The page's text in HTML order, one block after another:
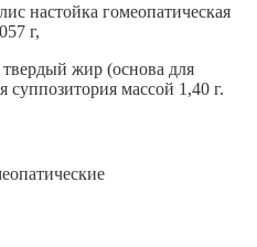
настойка гомеопатическая
г,
твердый жир (основа для
суппозитория массой 1,40 г.